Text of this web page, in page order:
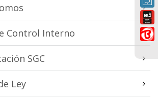
Control Interno
SGC
Ley